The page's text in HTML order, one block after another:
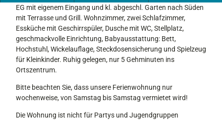
EG mit eigenem Eingang und kl. abgeschl. Garten nach Süden
mit Terrasse und Grill. Wohnzimmer, zwei Schlafzimmer,
Essküche mit Geschirrspüler, Dusche mit WC, Stellplatz,
geschmackvolle Einrichtung, Babyausstattung: Bett,
Hochstuhl, Wickelauflage, Steckdosensicherung und Spielzeug
für Kleinkinder. Ruhig gelegen, nur 5 Gehminuten ins
Ortszentrum.
Bitte beachten Sie, dass unsere Ferienwohnung nur
wochenweise, von Samstag bis Samstag vermietet wird!
Die Wohnung ist nicht für Partys und Jugendgruppen